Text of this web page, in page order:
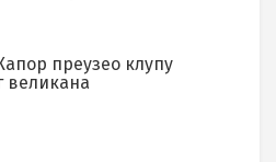
преузео клупу
великана